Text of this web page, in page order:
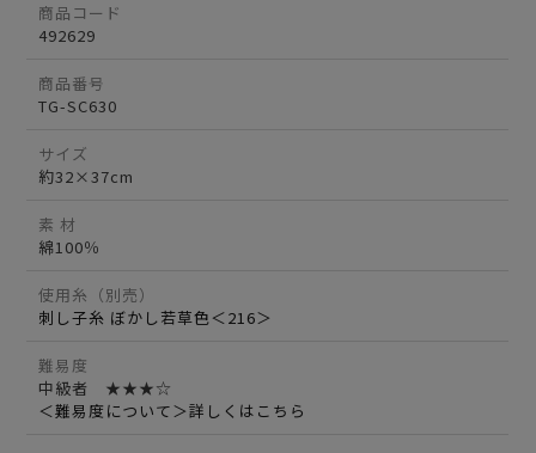
商品コード
492629
商品番号
TG-SC630
サイズ
約32×37cm
素 材
綿100％
使用糸（別売）
刺し子糸 ぼかし若草色＜216＞
難易度
中級者 ★★★☆
＜難易度について＞詳しくはこちら